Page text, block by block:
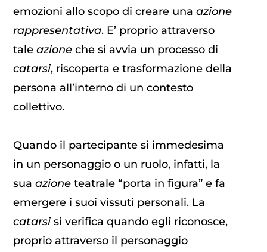
emozioni allo scopo di creare unaazione
rappresentativa. E’ proprio attraverso
taleazione che si avvia un processo di
catarsi, riscoperta e trasformazione della
persona all’interno di un contesto
collettivo.
Quando il partecipante si immedesima
in un personaggio o un ruolo, infatti, la
suaazione teatrale “porta in figura” e fa
emergere i suoi vissuti personali. La
catarsisi verifica quando egli riconosce,
proprio attraverso il personaggio